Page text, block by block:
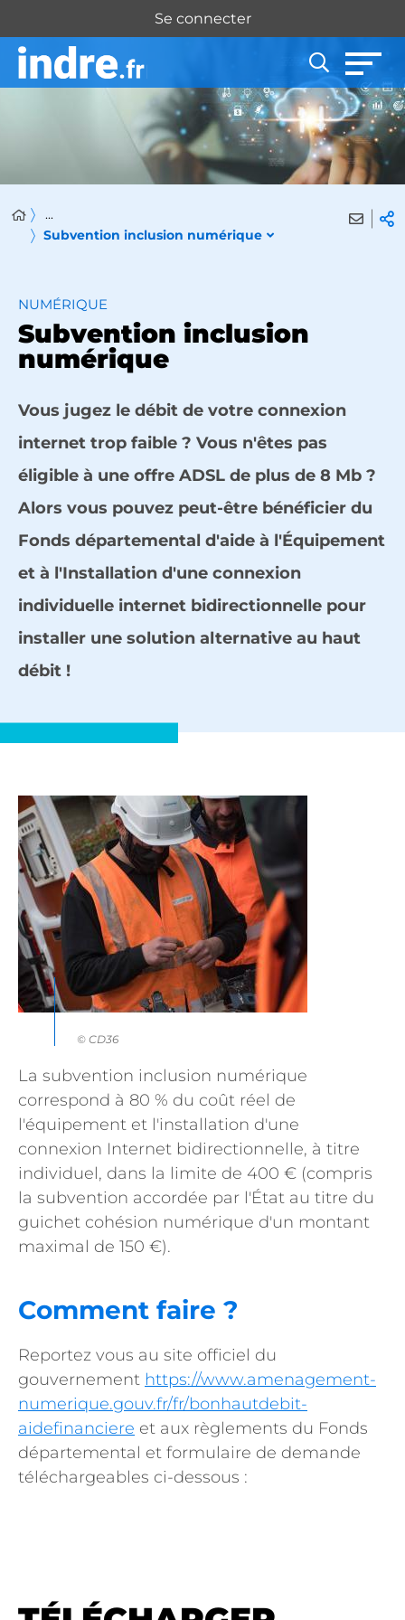
Panneau de gestion des cookies
Se connecter
...
Subvention inclusion numérique
NUMÉRIQUE
Subvention inclusion
numérique
Vous jugez le débit de votre connexion
internet trop faible ? Vous n'êtes pas
éligible à une offre ADSL de plus de 8 Mb ?
Alors vous pouvez peut-être bénéficier du
Fonds départemental d'aide à l'Équipement
et à l'Installation d'une connexion
individuelle internet bidirectionnelle pour
installer une solution alternative au haut
débit !
© CD36
La subvention inclusion numérique
correspond à 80 % du coût réel de
l'équipement et l'installation d'une
connexion Internet bidirectionnelle, à titre
individuel, dans la limite de 400 € (compris
la subvention accordée par l'État au titre du
guichet cohésion numérique d'un montant
maximal de 150 €).
Comment faire ?
Reportez vous au site officiel du
gouvernement https://www.amenagement-
numerique.gouv.fr/fr/bonhautdebit-
aidefinanciere et aux règlements du Fonds
départemental et formulaire de demande
téléchargeables ci-dessous :